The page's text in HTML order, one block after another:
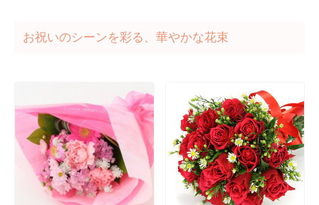
お祝いのシーンを彩る、華やかな花束